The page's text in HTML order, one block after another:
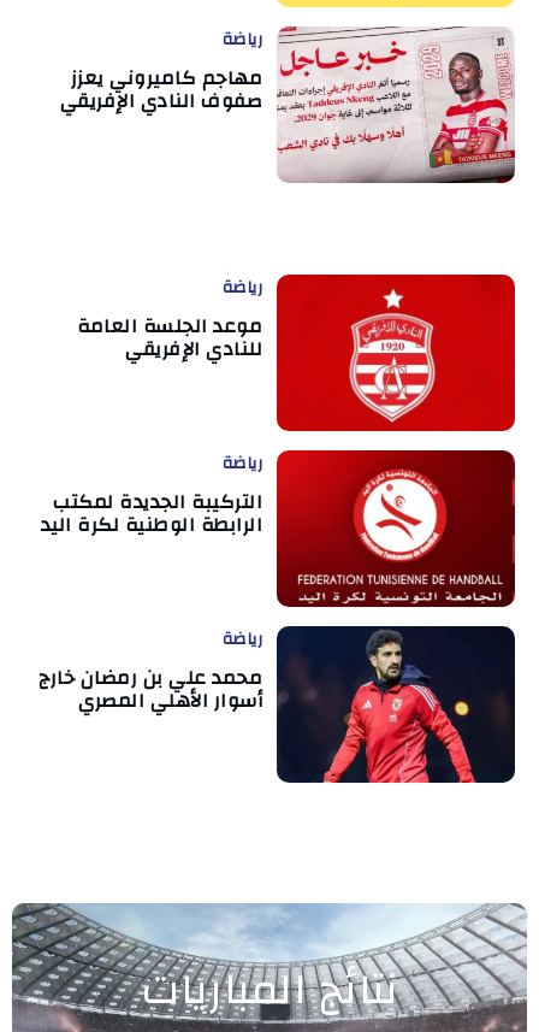
رياضة
مهاجم كاميروني يعزز
صفوف النادي الإفريقي
رياضة
موعد الجلسة العامة
للنادي الإفريقي
رياضة
التركيبة الجديدة لمكتب
الرابطة الوطنية لكرة اليد
رياضة
محمد علي بن رمضان خارج
أسوار الأهلي المصري
نتائج المباريات